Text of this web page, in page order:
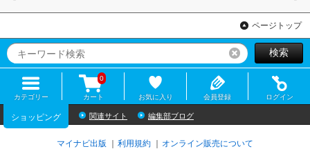
ページトップ
リセット検索
カテゴリー カート
0
お気に入り 会員登録 ログイン
ショッピング 関連サイト 編集部ブログ
マイナビ出版 利用規約
オンライン販売について